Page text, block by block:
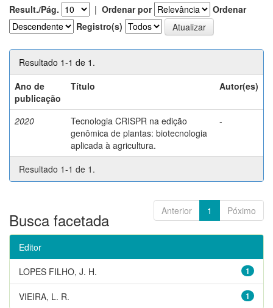
Result./Pág. | Ordenar por
Ordenar
Registro(s)
Resultado 1-1 de 1.
Ano de
publicação
Título Autor(es)
2020
Tecnologia CRISPR na edição
genômica de plantas: biotecnologia
aplicada à agricultura.
-
Resultado 1-1 de 1.
Anterior 1 Póximo
Busca facetada
Editor
1
LOPES FILHO, J. H.
1
VIEIRA, L. R.